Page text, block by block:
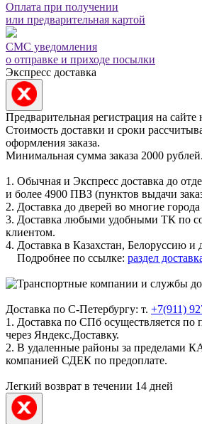
Оплата при получении
или предварительная картой
СМС уведомления
о отправке и приходе посылки
Экспресс доставка
Предварительная регистрация на сайте
Стоимость доставки и сроки
оформления заказа.
Минимальная сумма заказа 2000 рублей.
1. Обычная и Экспресс доставка до
и более 4900 ПВЗ (пунктов выдачи
2. Доставка до дверей во многие
3. Доставка любыми удобными ТК по
клиентом.
4. Доставка в Казахстан, Белоруссию и
Подробнее по ссылке: раздел
Доставка по С-Петербургу: т. +7(911)
1. Доставка по СПб осуществляется по
через Яндекс.Доставку.
2. В удаленные районы за пределами
компанией СДЕК по предоплате.
Легкий возврат в течении 14 дней